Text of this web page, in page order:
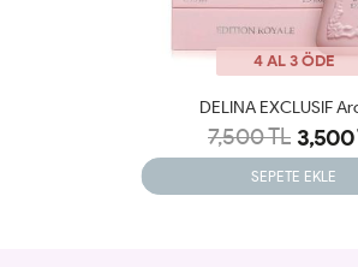
4 AL 3 ÖDE
2,899 TL
SEPETE EKLE